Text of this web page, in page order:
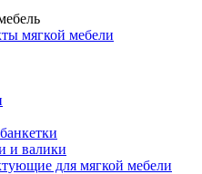
мягкой мебели
и валики
для мягкой мебели